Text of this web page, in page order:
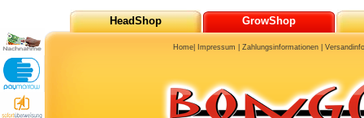
HeadShop GrowShop
Home Impressum |Zahlungsinformationen |